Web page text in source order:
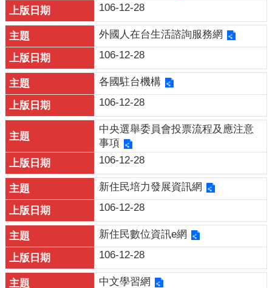
公
開
資
訊
主
題
專
區
民
意
交
流
相
關
連
結
106-12-28
外國人在台生活諮詢服務網
106-12-28
各國駐台機構
106-12-28
中央選舉委員會投票流程及應注意
事項
106-12-28
新住民培力發展資訊網
106-12-28
新住民數位資訊e網
106-12-28
中文學習網